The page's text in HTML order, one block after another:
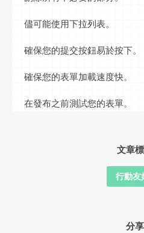
儘可能使用下拉列表。
確保您的提交按鈕易於按下。
確保您的表單加載速度快。
在發布之前測試您的表單。
文章
行動友
分享